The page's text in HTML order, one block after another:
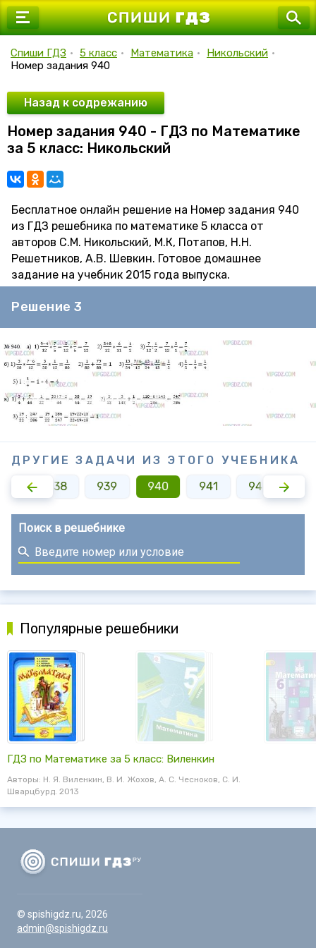
7 класс
9 класс
10 класс
11 класс
Спиши ГДЗ • 5 класс • Математика • Никольский •
Номер задания 940
Назад к содрежанию
Номер задания 940 - ГДЗ по Математике
за 5 класс: Никольский
Бесплатное онлайн решение на Номер задания 940
из ГДЗ решебника по математике 5 класса от
авторов С.М. Никольский, М.К, Потапов, Н.Н.
Решетников, А.В. Шевкин. Готовое домашнее
задание на учебник 2015 года выпуска.
Решение 3
ДРУГИЕ ЗАДАЧИ ИЗ ЭТОГО УЧЕБНИКА
938 939 940 941 942
Поиск в решебнике
Популярные решебники
ГДЗ по Математике за 5 класс: Виленкин
Авторы: Н. Я. Виленкин, В. И. Жохов, А. С. Чесноков, С. И.
Шварцбурд. 2013
© spishigdz.ru, 2026
admin@spishigdz.ru